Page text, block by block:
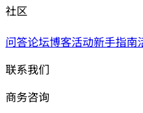
社区
问答论坛博客活动新手指南
联系我们
商务咨询